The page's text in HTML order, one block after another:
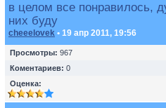
в целом все понравилось,
них буду
cheeelovek • 19 апр 2011, 19:56
Просмотры: 967
Коментариев: 0
Оценка: